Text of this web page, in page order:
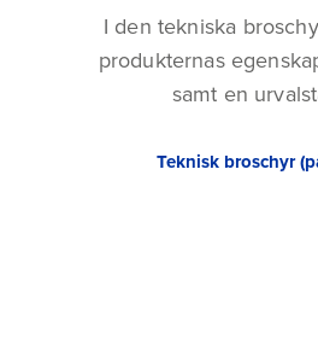
I den tekniska
produkternas
samt en
Teknisk broschyr